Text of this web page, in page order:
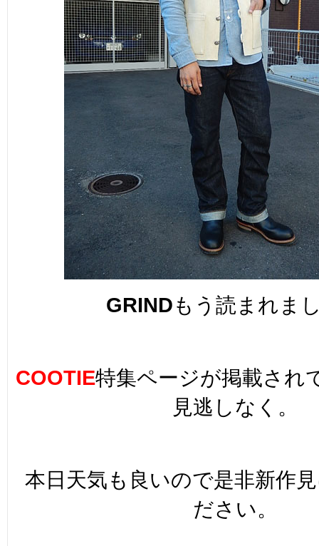
GRINDもう読まれま
COOTIE特集ページが掲載され
見逃しなく。
本日天気も良いので是非新作
ださい。